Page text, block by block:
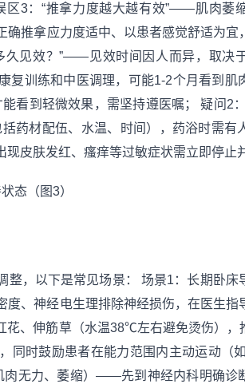
区3：“推拿力度越大越有效”——肌肉萎
确推拿应力度适中、以患者感觉舒适为宜
久见效？”——见效时间因人而异，取决
复训练和中医调理，可能1-2个月看到肌
看到轻微效果，需坚持遵医嘱； 疑问2
药材配伍、水温、时间），药浴时需有
皮肤发红、瘙痒等过敏症状需立即停止
整，以下是常见场景： 场景1：长期卧床
、神经电生理排除神经损伤，在医生指
、伸筋草（水温38℃左右避免烫伤），
同时鼓励患者在能力范围内主动运动（
肉无力、萎缩）——先到神经内科明确诊